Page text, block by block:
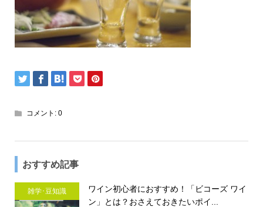
コメント: 0
おすすめ記事
雑学･豆知識
ワイン初心者におすすめ！「ビコーズ ワイ
ン」とは？おさえておきたいポイ...